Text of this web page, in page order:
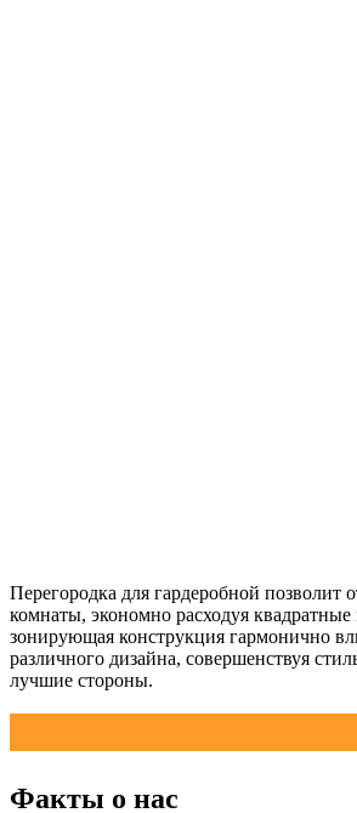
Перегородка для гардеробной позволит
комнаты, экономно расходуя
зонирующая конструкция гармонично
различного дизайна, совершенствуя
лучшие стороны.
Факты о нас